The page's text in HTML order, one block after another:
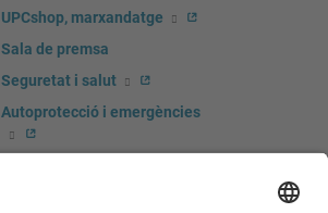
UPCshop, marxandatge
Sala de premsa
Seguretat i salut
Autoprotecció i emergències